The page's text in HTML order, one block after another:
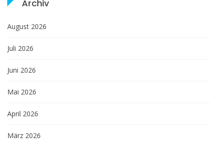
Archiv
August 2026
Juli 2026
Juni 2026
Mai 2026
April 2026
März 2026